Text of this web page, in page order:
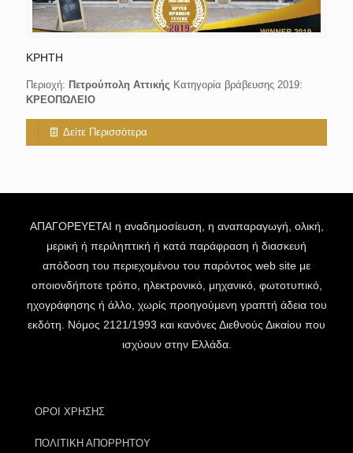
ΚΡΗΤΗ
Περιοχή: Πετρούπολη Αττικής Κατηγορία βράβευσης 2019:
ΚΡΕΟΠΩΛΕΙΟ
Δείτε Περισσότερα
ΑΠΑΓΟΡΕΥΕΤΑΙ η αναδημοσίευση, η αναπαραγωγή, ολική,
μερική ή περιληπτική ή κατά παράφραση ή διασκευή
απόδοση του περιεχομένου του παρόντος web site με
οποιονδήποτε τρόπο, ηλεκτρονικό, μηχανικό, φωτοτυπικό,
ηχογράφησης ή άλλο, χωρίς προηγούμενη γραπτή άδεια του
εκδότη. Νόμος 2121/1993 και κανόνες Διεθνούς Δικαίου που
ισχύουν στην Ελλάδα.
ΟΡΟΙ ΧΡΗΣΗΣ
ΠΟΛΙΤΙΚΗ ΑΠΟΡΡΗΤΟΥ